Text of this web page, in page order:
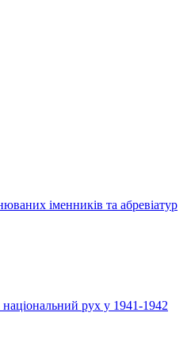
іменників та абревіатур
національний рух у 1941-1942